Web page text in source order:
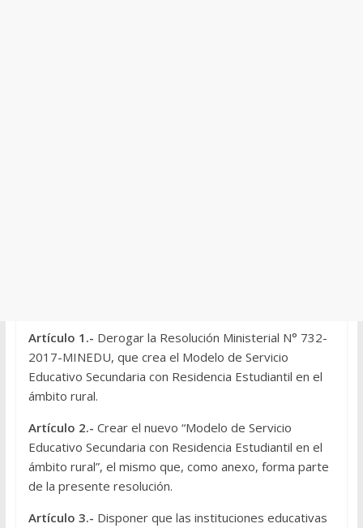
Artículo 1.- Derogar la Resolución Ministerial N° 732-
2017-MINEDU, que crea el Modelo de Servicio
Educativo Secundaria con Residencia Estudiantil en el
ámbito rural.
Artículo 2.- Crear el nuevo “Modelo de Servicio
Educativo Secundaria con Residencia Estudiantil en el
ámbito rural”, el mismo que, como anexo, forma parte
de la presente resolución.
Artículo 3.- Disponer que las instituciones educativas